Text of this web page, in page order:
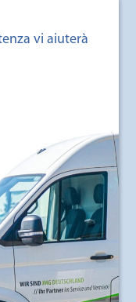
vi aiuterà